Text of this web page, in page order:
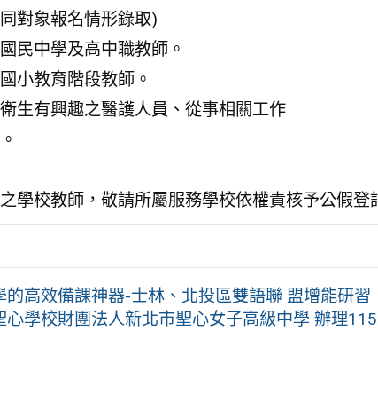
對象報名情形錄取)
民中學及高中職教師。
小教育階段教師。
生有興趣之醫護人員、從事相關工作
學校教師，敬請所屬服務學校依權責核予公假登
的高效備課神器-士林、北投區雙語聯 盟增能研習
心學校財團法人新北市聖心女子高級中學 辦理